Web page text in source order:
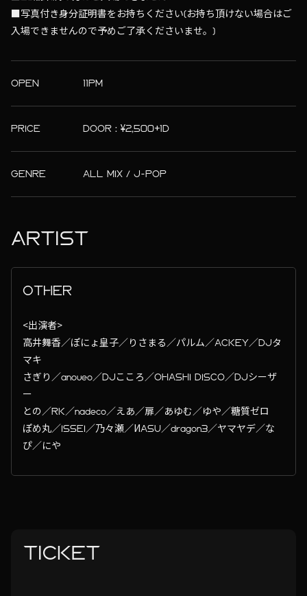
■写真付き身分証明書をお持ちください(お持ち頂けない場合はご
入場できませんので予めご了承くださいませ。)
OPEN 11PM
PRICE DOOR : ¥2,500+1D
GENRE ALL MIX / J-POP
ARTIST
OTHER
<出演者>
高井舞香／ぽにょ皇子／りさまる／パルム／ACKEY／DJタ
マキ
さぎり／anoueo／DJこころ／OHASHI DISCO／DJシーザ
ー
との／RK／nadeco／えあ／扉／あゆむ／ゆや／糖質ゼロ
ぽめ丸／ISSEI／乃々瀬／ИASU／dragon3／ヤマヤデ／な
ぴ／にや
TICKET